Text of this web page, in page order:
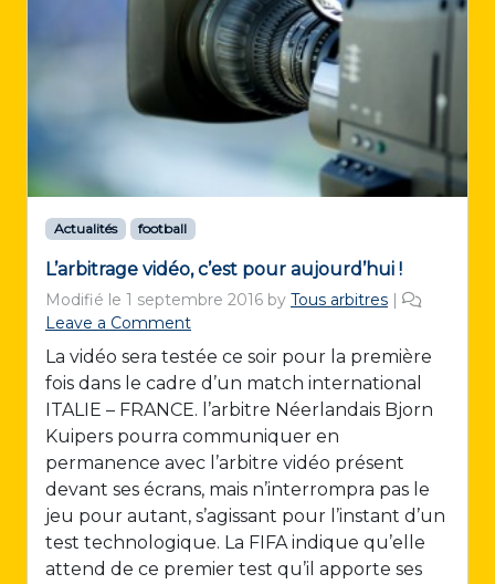
Actualités football
L’arbitrage vidéo, c’est pour aujourd’hui !
Modifié le 1 septembre 2016 by Tous arbitres |
Leave a Comment
La vidéo sera testée ce soir pour la première
fois dans le cadre d’un match international
ITALIE – FRANCE. l’arbitre Néerlandais Bjorn
Kuipers pourra communiquer en
permanence avec l’arbitre vidéo présent
devant ses écrans, mais n’interrompra pas le
jeu pour autant, s’agissant pour l’instant d’un
test technologique. La FIFA indique qu’elle
attend de ce premier test qu’il apporte ses